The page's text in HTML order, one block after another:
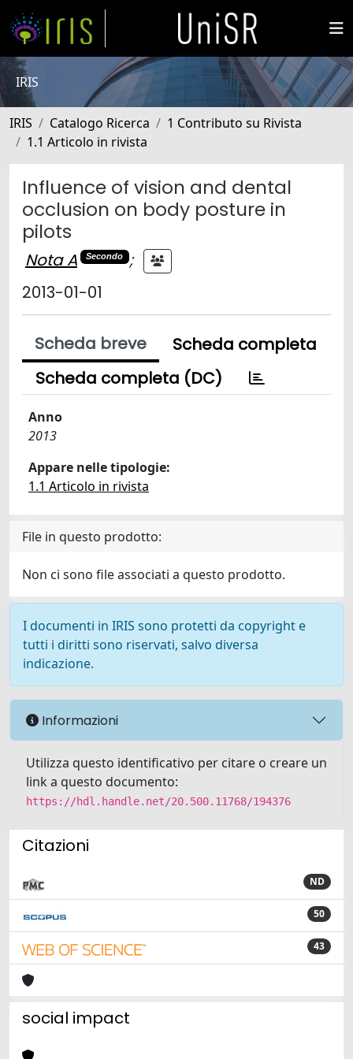
IRIS
IRIS Catalogo Ricerca
1 Contributo su Rivista
1.1 Articolo in rivista
Influence of vision and dental
occlusion on body posture in
pilots
Nota A Secondo
;
2013-01-01
Scheda breve
Scheda completa
Scheda completa (DC)
Anno
2013
Appare nelle tipologie:
1.1 Articolo in rivista
File in questo prodotto:
Non ci sono file associati a questo prodotto.
I documenti in IRIS sono protetti da copyright e
tutti i diritti sono riservati, salvo diversa
indicazione.
Informazioni
Utilizza questo identificativo per citare o creare un
link a questo documento:
https://hdl.handle.net/20.500.11768/194376
Citazioni
ND
50
43
social impact